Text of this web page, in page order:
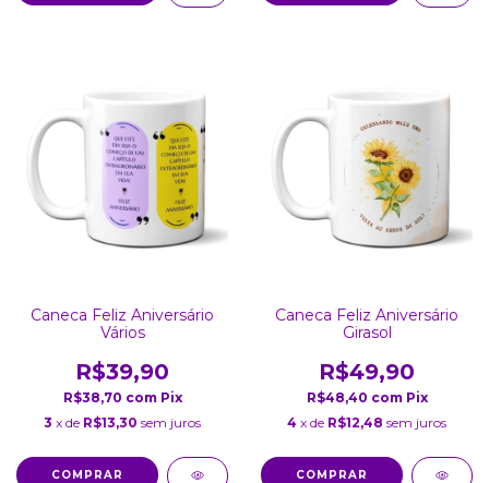
Caneca Feliz Aniversário
Vários
R$39,90
R$38,70 com Pix
3 x de R$13,30 sem juros
COMPRAR
Caneca Feliz Aniversário
Girasol
R$49,90
R$48,40 com Pix
4 x de R$12,48 sem juros
COMPRAR